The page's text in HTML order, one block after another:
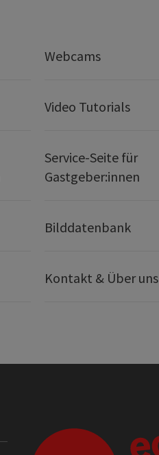
Webcams
Video Tutorials
Service-Seite für
Gastgeber:innen
Bilddatenbank
Kontakt & Über uns